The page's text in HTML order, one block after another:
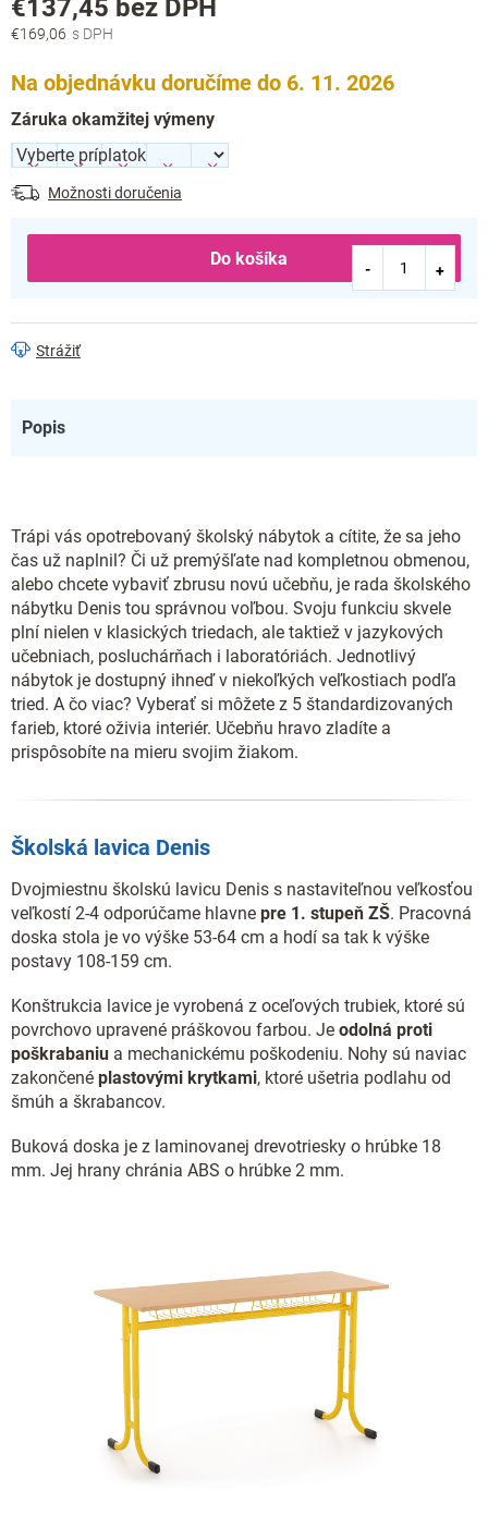
€169,06
€137,45 bez DPH
Jednotková
Na objednávku doručíme do 6. 11. 2026
Záruka okamžitej výmeny
Možnosti doručenia
Do košíka
Strážiť
Popis
Trápi vás opotrebovaný školský nábytok a cítite, že sa jeho
čas už naplnil? Či už premýšľate nad kompletnou obmenou,
alebo chcete vybaviť zbrusu novú učebňu, je rada školského
nábytku Denis tou správnou voľbou. Svoju funkciu skvele
plní nielen v klasických triedach, ale taktiež v jazykových
učebniach, posluchárňach i laboratóriách. Jednotlivý
nábytok je dostupný ihneď v niekoľkých veľkostiach podľa
tried. A čo viac? Vyberať si môžete z 5 štandardizovaných
farieb, ktoré oživia interiér. Učebňu hravo zladíte a
prispôsobíte na mieru svojim žiakom.
Školská lavica Denis
Dvojmiestnu školskú lavicu Denis s nastaviteľnou veľkosťou
veľkostí 2-4 odporúčame hlavne pre 1. stupeň ZŠ. Pracovná
doska stola je vo výške 53-64 cm a hodí sa tak k výške
postavy 108-159 cm.
Konštrukcia lavice je vyrobená z oceľových trubiek, ktoré sú
povrchovo upravené práškovou farbou. Je odolná proti
poškrabaniu a mechanickému poškodeniu. Nohy sú naviac
zakončené plastovými krytkami, ktoré ušetria podlahu od
šmúh a škrabancov.
Buková doska je z laminovanej drevotriesky o hrúbke 18
mm. Jej hrany chránia ABS o hrúbke 2 mm.